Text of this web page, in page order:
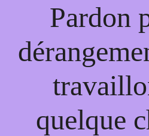
Pardon
quelque